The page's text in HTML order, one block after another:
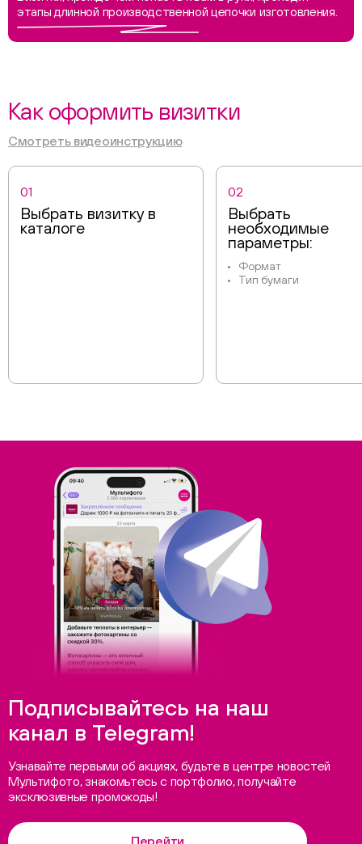
этапы длинной производственной цепочки изготовления.
Как оформить визитки
Смотреть видеоинструкцию
01
Выбрать визитку в
каталоге
02
Выбрать
необходимые
параметры:
Формат
Тип бумаги
Подписывайтесь на наш
канал в Telegram!
Узнавайте первыми об акциях, будьте в центре новостей
Мультифото, знакомьтесь с портфолио, получайте
эксклюзивные промокоды!
Перейти